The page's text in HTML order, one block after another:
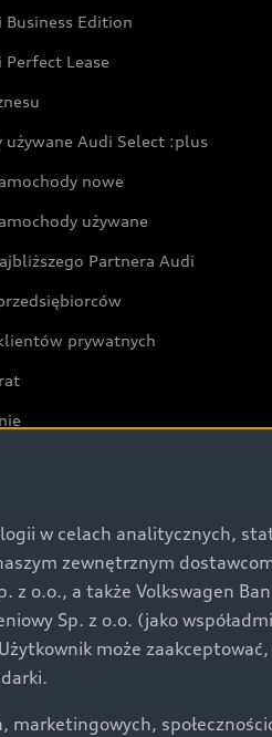
Business Edition
Lease
używane Audi Select :plus
nowe
używane
Partnera Audi
prywatnych
i historie postępu
w celach analitycznych,
zewnętrznym
z o.o., a także Volkswagen
Sp. z o.o. (jako
może